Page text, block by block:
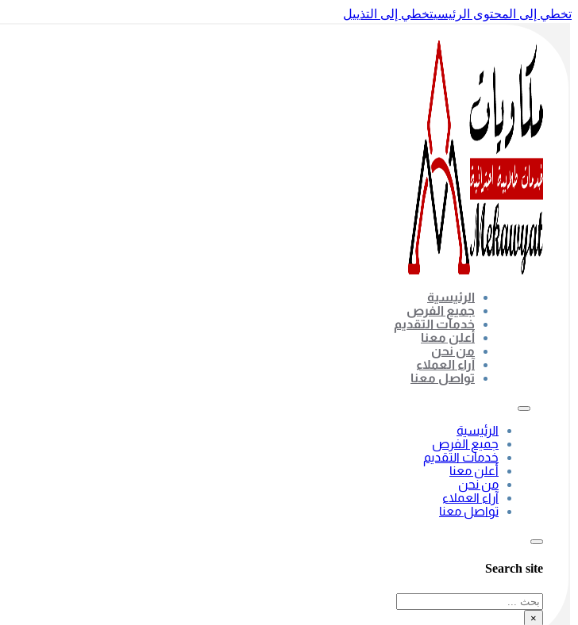
تخطي إلى المحتوى الرئيسيتخطي إلى التذييل
الرئيسية
جميع الفرص
خدمات التقديم
أعلن معنا
من نحن
آراء العملاء
تواصل معنا
الرئيسية
جميع الفرص
خدمات التقديم
أعلن معنا
من نحن
آراء العملاء
تواصل معنا
Search site
بحث
×